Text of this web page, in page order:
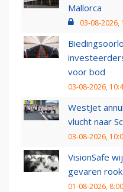
Mallorca
03-08-2026,
voor bod
03-08-2026,
WestJet
vlucht naar
03-08-2026,
VisionSafe
gevaren
01-08-2026, 8:00